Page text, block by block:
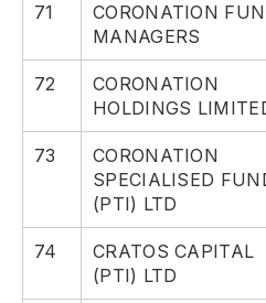
71
CORONATION
MANAGERS
72
CORONATION
HOLDINGS
73
CORONATION
SPECIALISED
(PTI) LTD
74
CRATOS CAPITAL
(PTI) LTD